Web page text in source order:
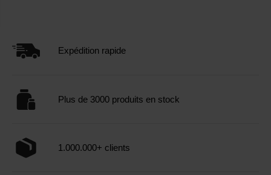
Expédition rapide
Plus de 3000 produits en stock
1.000.000+ clients